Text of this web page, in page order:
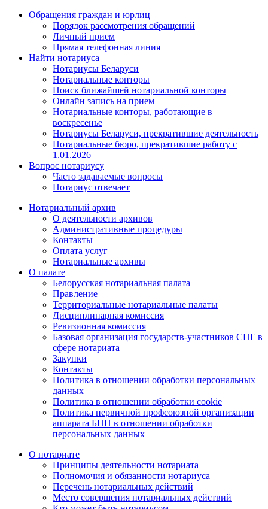
Обращения граждан и юрлиц
Порядок рассмотрения обращений
Личный прием
Прямая телефонная линия
Найти нотариуса
Нотариусы Беларуси
Нотариальные конторы
Поиск ближайшей нотариальной конторы
Онлайн запись на прием
Нотариальные конторы, работающие в
воскресенье
Нотариусы Беларуси, прекратившие деятельность
Нотариальные бюро, прекратившие работу с
1.01.2026
Вопрос нотариусу
Часто задаваемые вопросы
Нотариус отвечает
Нотариальный архив
О деятельности архивов
Административные процедуры
Контакты
Оплата услуг
Нотариальные архивы
О палате
Белорусская нотариальная палата
Правление
Территориальные нотариальные палаты
Дисциплинарная комиссия
Ревизионная комиссия
Базовая организация государств-участников СНГ в
сфере нотариата
Закупки
Контакты
Политика в отношении обработки персональных
данных
Политика в отношении обработки cookie
Политика первичной профсоюзной организации
аппарата БНП в отношении обработки
персональных данных
О нотариате
Принципы деятельности нотариата
Полномочия и обязанности нотариуса
Перечень нотариальных действий
Место совершения нотариальных действий